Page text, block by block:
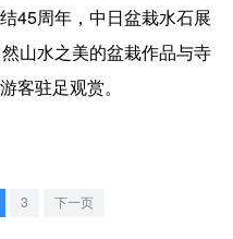
周年，中日盆栽水石展
山水之美的盆栽作品与寺
客驻足观赏。
3 下一页